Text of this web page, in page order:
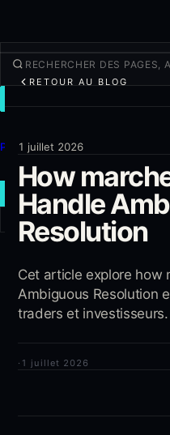
Produits
Plus
NOUVEAU TRADE
Connexion
RETOUR AU BLOG
1 juillet 2026
How
Handle
Resolution
Cet article explore how
Ambiguous Resolution
traders et investisseurs.
· 1 juillet 2026